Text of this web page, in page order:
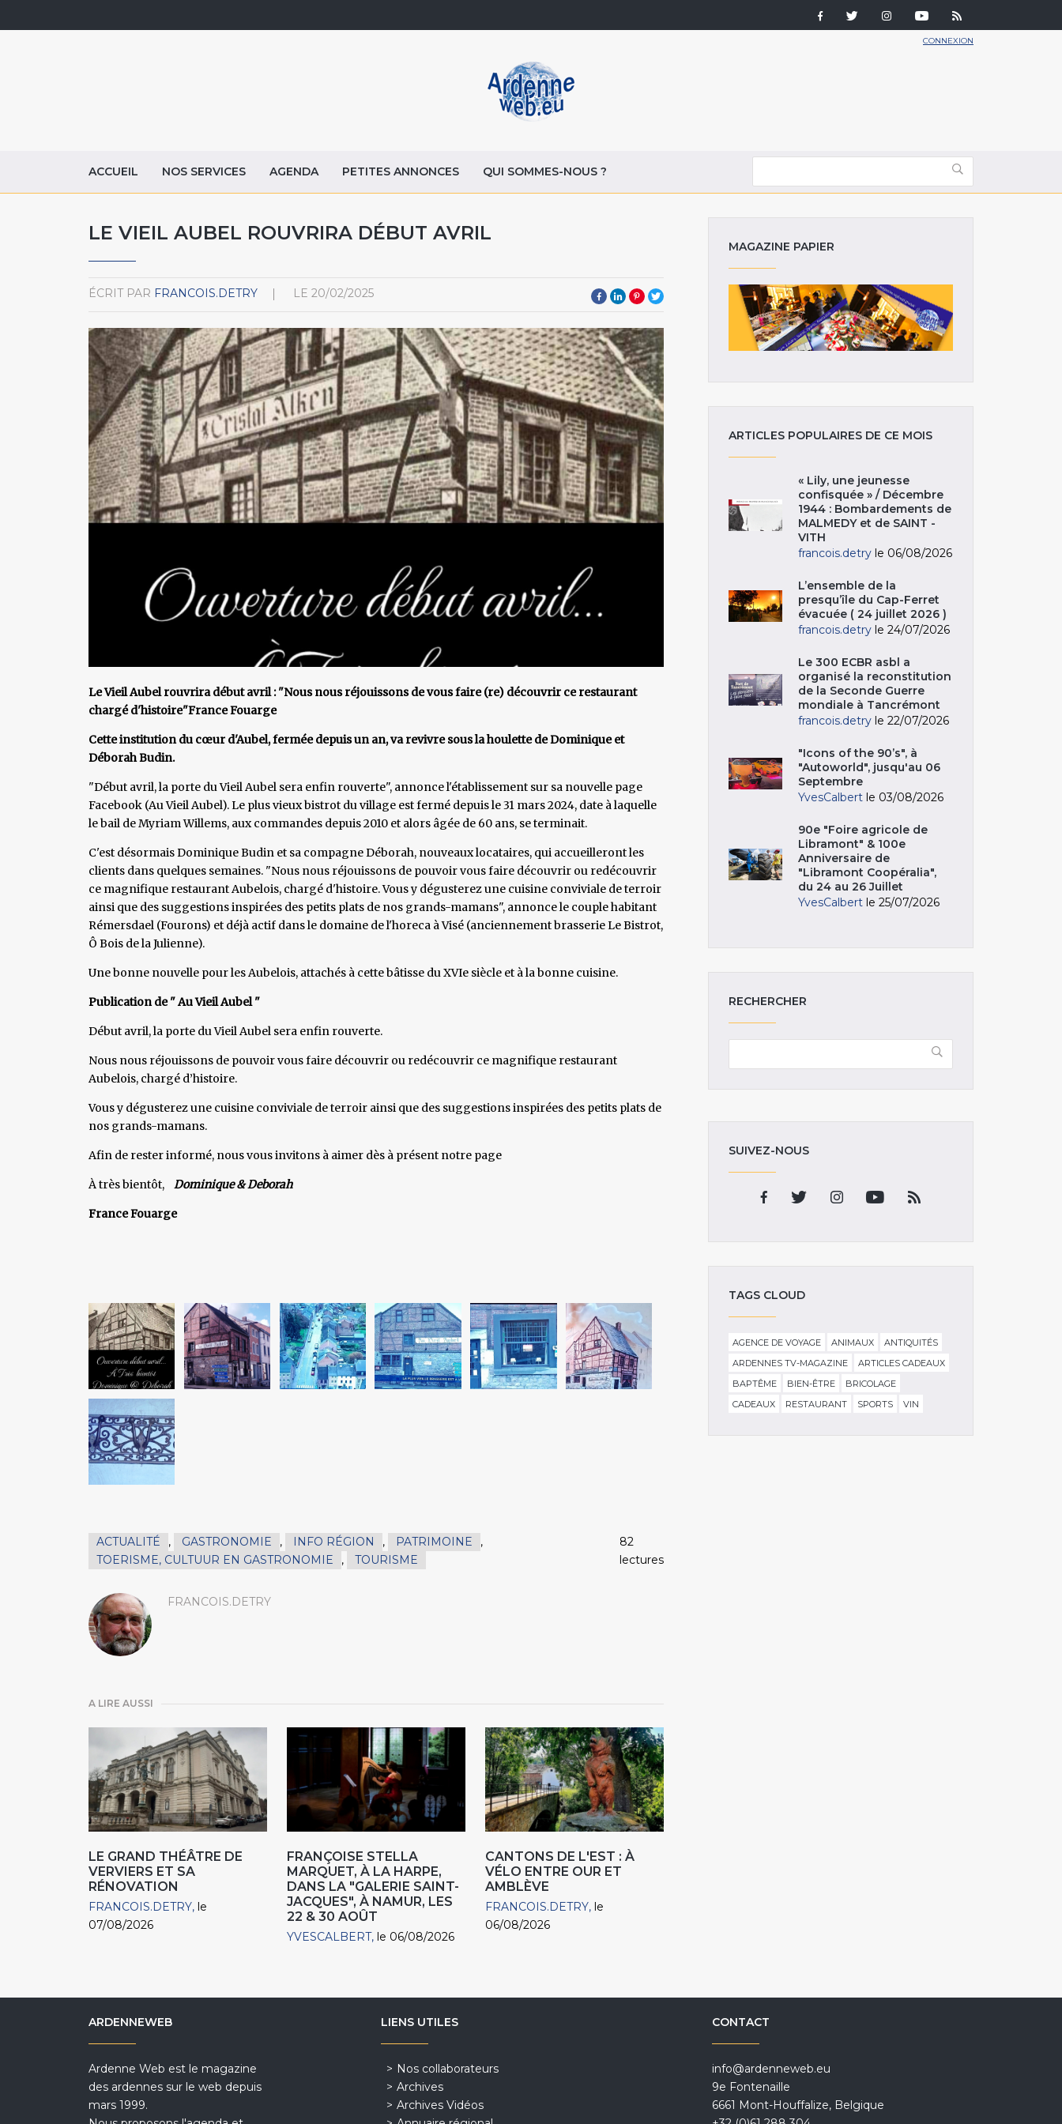
CONNEXION
ACCUEIL NOS SERVICES AGENDA PETITES ANNONCES QUI SOMMES-NOUS ?
LE VIEIL AUBEL ROUVRIRA DÉBUT AVRIL
ÉCRIT PAR FRANCOIS.DETRY LE 20/02/2025
Le Vieil Aubel rouvrira début avril : "Nous nous réjouissons de vous faire (re) découvrir ce restaurant
chargé d'histoire"France Fouarge
Cette institution du cœur d'Aubel, fermée depuis un an, va revivre sous la houlette de Dominique et
Déborah Budin.
"Début avril, la porte du Vieil Aubel sera enfin rouverte", annonce l'établissement sur sa nouvelle page
Facebook (Au Vieil Aubel). Le plus vieux bistrot du village est fermé depuis le 31 mars 2024, date à laquelle
le bail de Myriam Willems, aux commandes depuis 2010 et alors âgée de 60 ans, se terminait.
C'est désormais Dominique Budin et sa compagne Déborah, nouveaux locataires, qui accueilleront les
clients dans quelques semaines. "Nous nous réjouissons de pouvoir vous faire découvrir ou redécouvrir
ce magnifique restaurant Aubelois, chargé d'histoire. Vous y dégusterez une cuisine conviviale de terroir
ainsi que des suggestions inspirées des petits plats de nos grands-mamans", annonce le couple habitant
Rémersdael (Fourons) et déjà actif dans le domaine de l'horeca à Visé (anciennement brasserie Le Bistrot,
Ô Bois de la Julienne).
Une bonne nouvelle pour les Aubelois, attachés à cette bâtisse du XVIe siècle et à la bonne cuisine.
Publication de " Au Vieil Aubel "
Début avril, la porte du Vieil Aubel sera enfin rouverte.
Nous nous réjouissons de pouvoir vous faire découvrir ou redécouvrir ce magnifique restaurant
Aubelois, chargé d’histoire.
Vous y dégusterez une cuisine conviviale de terroir ainsi que des suggestions inspirées des petits plats de
nos grands-mamans.
Afin de rester informé, nous vous invitons à aimer dès à présent notre page
À très bientôt, Dominique & Deborah
France Fouarge
ACTUALITÉ , GASTRONOMIE , INFO RÉGION , PATRIMOINE
,
TOERISME, CULTUUR EN GASTRONOMIE
, TOURISME
82
lectures
FRANCOIS.DETRY
A LIRE AUSSI
LE GRAND THÉÂTRE DE
VERVIERS ET SA
RÉNOVATION
FRANCOIS.DETRY le
07/08/2026
FRANÇOISE STELLA
MARQUET, À LA HARPE,
DANS LA "GALERIE SAINT-
JACQUES", À NAMUR, LES
22 & 30 AOÛT
YVESCALBERT le 06/08/2026
CANTONS DE L'EST : À
VÉLO ENTRE OUR ET
AMBLÈVE
FRANCOIS.DETRY le
06/08/2026
MAGAZINE PAPIER
ARTICLES POPULAIRES DE CE MOIS
« Lily, une jeunesse
confisquée » / Décembre
1944 : Bombardements de
MALMEDY et de SAINT -
VITH
francois.detry le 06/08/2026
L’ensemble de la
presqu’île du Cap-Ferret
évacuée ( 24 juillet 2026 )
francois.detry le 24/07/2026
Le 300 ECBR asbl a
organisé la reconstitution
de la Seconde Guerre
mondiale à Tancrémont
francois.detry le 22/07/2026
"Icons of the 90’s", à
"Autoworld", jusqu'au 06
Septembre
YvesCalbert le 03/08/2026
90e "Foire agricole de
Libramont" & 100e
Anniversaire de
"Libramont Coopéralia",
du 24 au 26 Juillet
YvesCalbert le 25/07/2026
RECHERCHER
SUIVEZ-NOUS
TAGS CLOUD
AGENCE DE VOYAGE ANIMAUX
ANTIQUITÉS
ARDENNES TV-MAGAZINE
ARTICLES CADEAUX
BAPTÊME
BIEN-ÊTRE
BRICOLAGE
CADEAUX
RESTAURANT SPORTS VIN
ARDENNEWEB
Ardenne Web est le magazine
des ardennes sur le web depuis
mars 1999.
LIENS UTILES
Nos collaborateurs
Archives
Archives Vidéos
CONTACT
info@ardenneweb.eu
9e Fontenaille
6661 Mont-Houffalize, Belgique